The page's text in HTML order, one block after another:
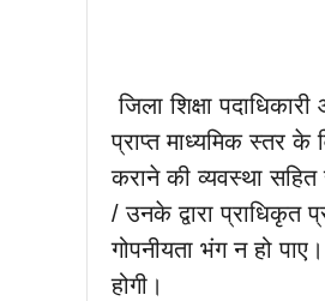
जिला शिक्षा
प्राप्त माध्यमिक स्तर के
कराने की व्यवस्था
/ उनके द्वारा प्राधिकृत
गोपनीयता भंग न हो
होगी।